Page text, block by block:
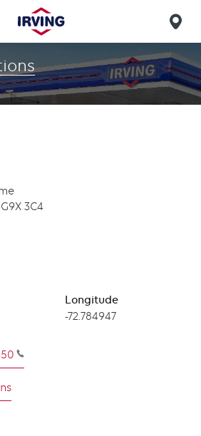
find
us
3C4
Longitude
Longitude
-72.784947